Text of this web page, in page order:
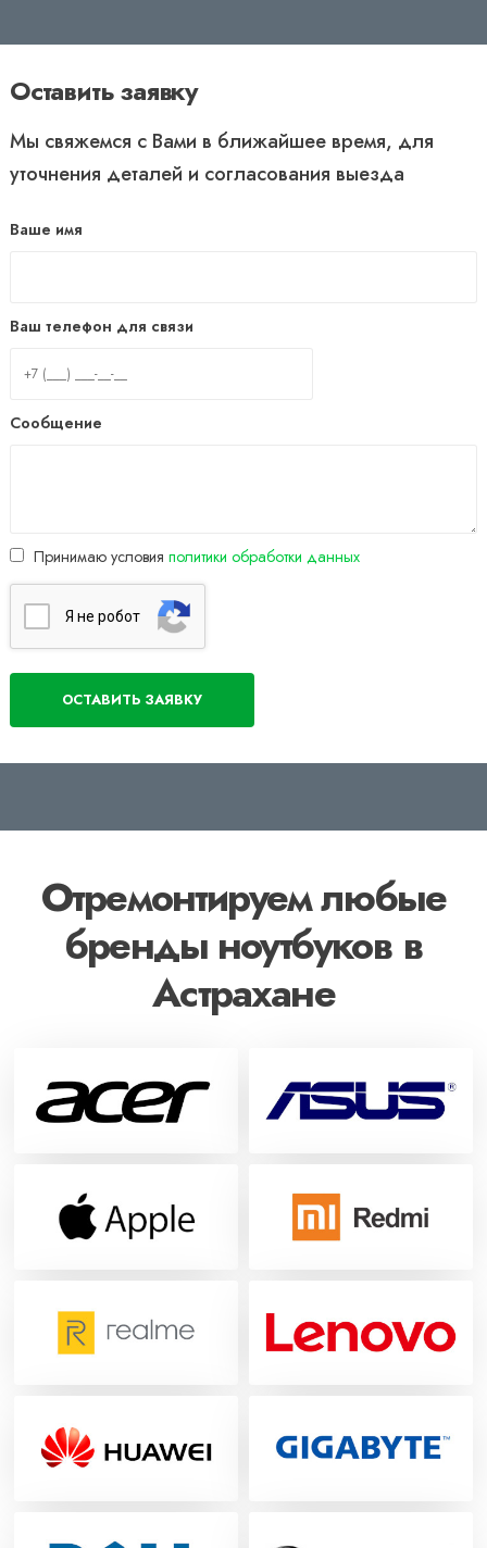
Оставить заявку
Мы свяжемся с Вами в ближайшее время, для
уточнения деталей и согласования выезда
Ваше имя
Ваш телефон для связи
Сообщение
Принимаю условия политики обработки данных
Я нe poбoт
Отремонтируем любые
бренды ноутбуков в
Астрахане